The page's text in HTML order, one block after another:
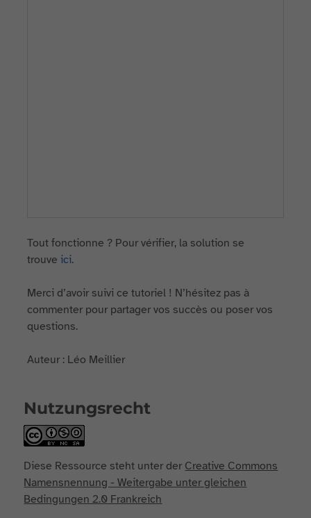
Tout fonctionne ? Pour vérifier, la solution se
trouve ici.
Merci d’avoir suivi ce tutoriel ! N’hésitez pas à
commenter pour partager vos succès ou poser vos
questions.
Auteur : Léo Meillier
Nutzungsrecht
Diese Ressource steht unter der Creative Commons
Namensnennung - Weitergabe unter gleichen
Bedingungen 2.0 Frankreich